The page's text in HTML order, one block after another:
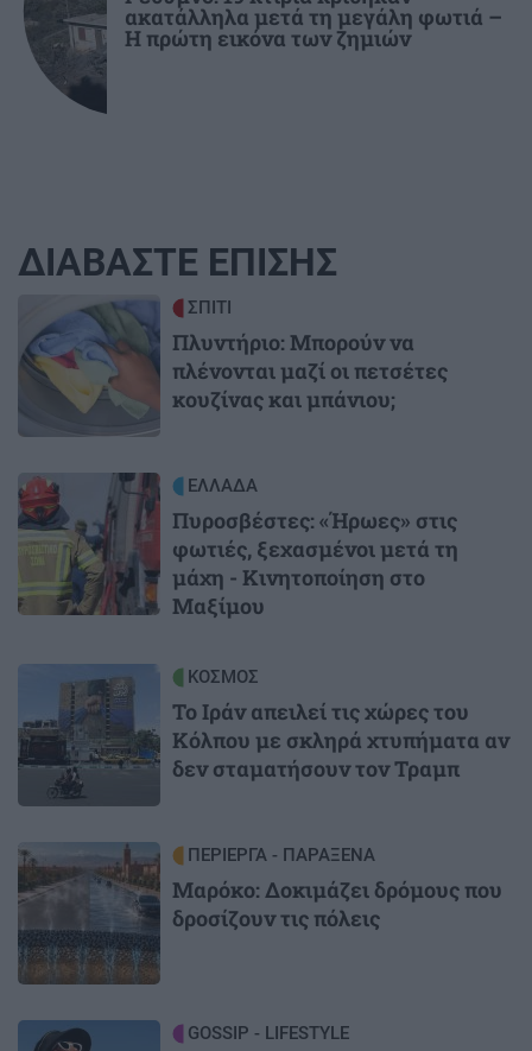
ακατάλληλα μετά τη μεγάλη φωτιά –
Η πρώτη εικόνα των ζημιών
ΔΙΑΒΑΣΤΕ ΕΠΙΣΗΣ
ΣΠΙΤΙ
Πλυντήριο: Μπορούν να
πλένονται μαζί οι πετσέτες
κουζίνας και μπάνιου;
Image ΕΛΛΑΔΑ
Πυροσβέστες: «Ήρωες» στις
φωτιές, ξεχασμένοι μετά τη
μάχη - Κινητοποίηση στο
Μαξίμου
ΚΟΣΜΟΣ
Το Ιράν απειλεί τις χώρες του
Κόλπου με σκληρά χτυπήματα αν
δεν σταματήσουν τον Τραμπ
Image ΠΕΡΙΕΡΓΑ - ΠΑΡΑΞΕΝΑ
Μαρόκο: Δοκιμάζει δρόμους που
δροσίζουν τις πόλεις
Image GOSSIP - LIFESTYLE